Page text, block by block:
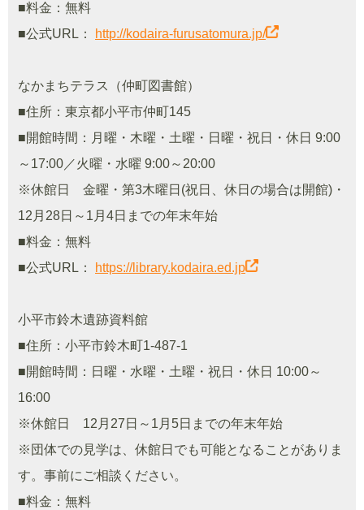
■料金：無料
■公式URL：
http://kodaira-furusatomura.jp/
なかまちテラス（仲町図書館）
■住所：東京都小平市仲町145
■開館時間：月曜・木曜・土曜・日曜・祝日・休日 9:00
～17:00／火曜・水曜 9:00～20:00
※休館日 金曜・第3木曜日(祝日、休日の場合は開館)・
12月28日～1月4日までの年末年始
■料金：無料
■公式URL：
https://library.kodaira.ed.jp
小平市鈴木遺跡資料館
■住所：小平市鈴木町1-487-1
■開館時間：日曜・水曜・土曜・祝日・休日 10:00～
16:00
※休館日 12月27日～1月5日までの年末年始
※団体での見学は、休館日でも可能となることがありま
す。事前にご相談ください。
■料金：無料